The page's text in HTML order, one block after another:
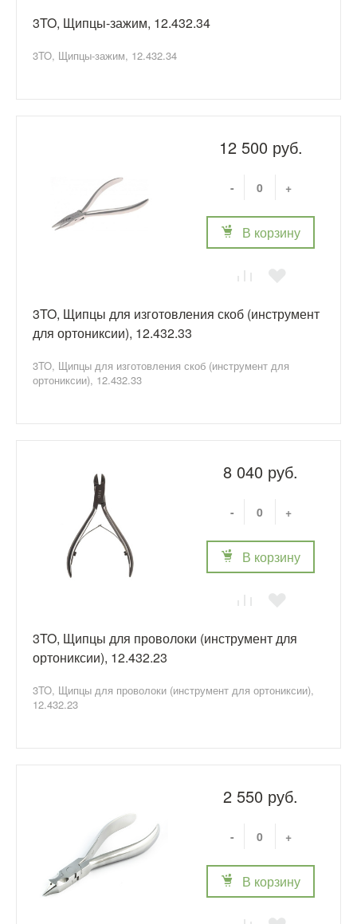
3TO, Щипцы-зажим, 12.432.34
3TO, Щипцы-зажим, 12.432.34
12 500 руб.
- +
В корзину
3TO, Щипцы для изготовления скоб (инструмент
для ортониксии), 12.432.33
3TO, Щипцы для изготовления скоб (инструмент для
ортониксии), 12.432.33
8 040 руб.
- +
В корзину
3TO, Щипцы для проволоки (инструмент для
ортониксии), 12.432.23
3TO, Щипцы для проволоки (инструмент для ортониксии),
12.432.23
2 550 руб.
- +
В корзину